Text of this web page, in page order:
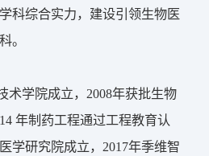
科综合实力，建设引领生物医
。
术学院成立，2008年获批生物
年制药工程通过工程教育认
学研究院成立，2017年季维智